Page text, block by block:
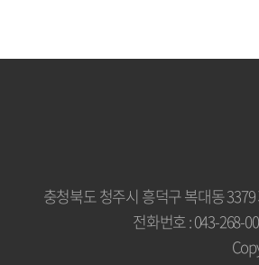
충청북도 청주시 흥덕구 복대동
전화번호 : 043-268-